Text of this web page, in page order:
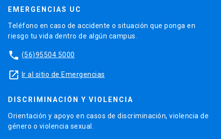
EMERGENCIAS UC
Teléfono en caso de accidente o situación que ponga en
riesgo tu vida dentro de algún campus.
phone (56)95504 5000
launch Ir al sitio de Emergencias
DISCRIMINACIÓN Y VIOLENCIA
Orientación y apoyo en casos de discriminación, violencia de
género o violencia sexual.